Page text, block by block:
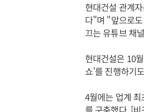
현대건설 관계
다"며 "앞으로
끄는 유튜브 채
현대건설은 10
쇼’를 진행하기
4월에는 업계